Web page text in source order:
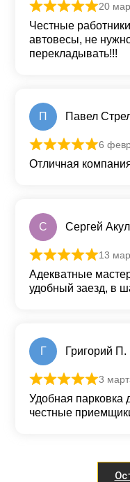
Оценка из 5
20
Честные
автовесы, не
перекладывать!!!
П Павел
Оценка 5из 5
6
Отличная
С Сергей
Оценка из 5
13
Адекватные
удобный заезд, в
Г Григорий П.
Оценка из 5
3
Удобная парковка
честные